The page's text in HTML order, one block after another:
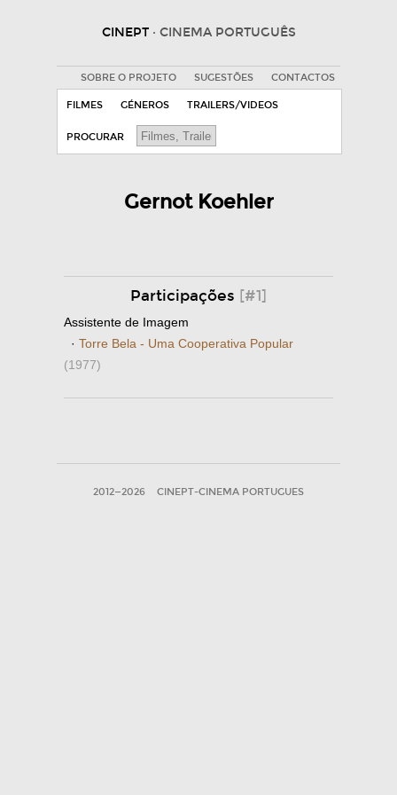
CINEPT · CINEMA PORTUGUÊS
SOBRE O PROJETO SUGESTÕES CONTACTOS
FILMES GÉNEROS TRAILERS/VIDEOS
PROCURAR
Gernot Koehler
Participações [#1]
Assistente de Imagem
· Torre Bela - Uma Cooperativa Popular
(1977)
2012—2026 CINEPT-CINEMA PORTUGUES